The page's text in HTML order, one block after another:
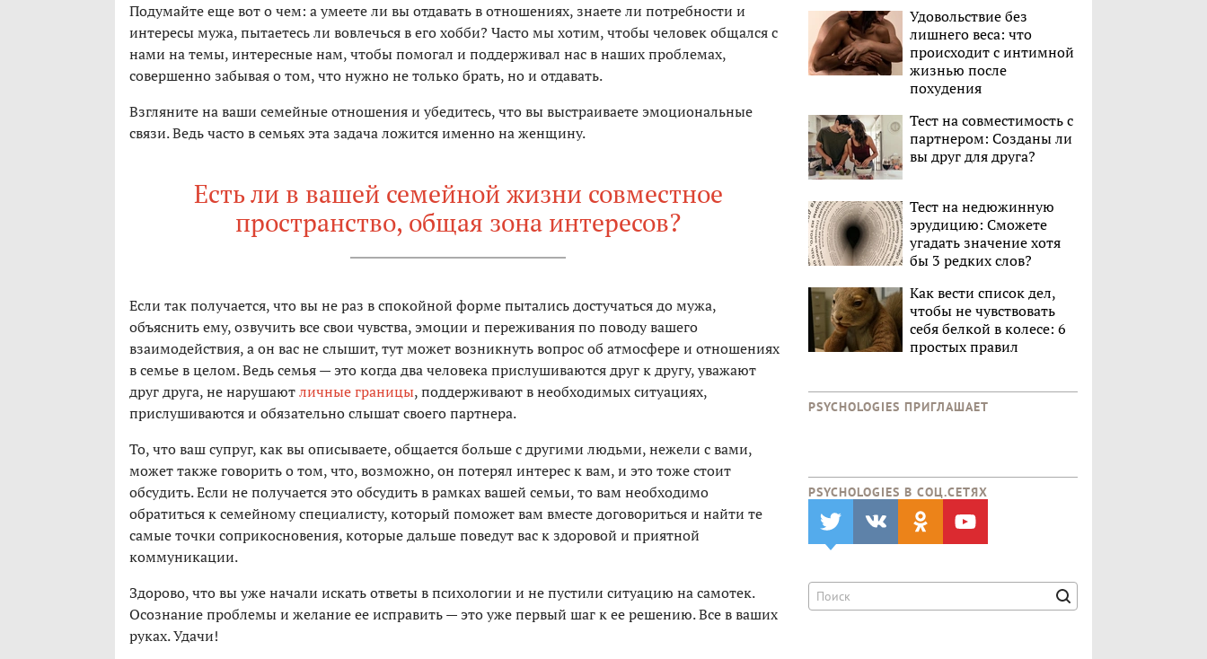
Подумайте еще вот о чем: а умеете ли вы отдавать в отношениях, знаете ли потребности и
интересы мужа, пытаетесь ли вовлечься в его хобби? Часто мы хотим, чтобы человек общался с
нами на темы, интересные нам, чтобы помогал и поддерживал нас в наших проблемах,
совершенно забывая о том, что нужно не только брать, но и отдавать.
Взгляните на ваши семейные отношения и убедитесь, что вы выстраиваете эмоциональные
связи. Ведь часто в семьях эта задача ложится именно на женщину.
Есть ли в вашей семейной жизни совместное
пространство, общая зона интересов?
Если так получается, что вы не раз в спокойной форме пытались достучаться до мужа,
объяснить ему, озвучить все свои чувства, эмоции и переживания по поводу вашего
взаимодействия, а он вас не слышит, тут может возникнуть вопрос об атмосфере и отношениях
в семье в целом. Ведь семья — это когда два человека прислушиваются друг к другу, уважают
друг друга, не нарушаютличные границы, поддерживают в необходимых ситуациях,
прислушиваются и обязательно слышат своего партнера.
То, что ваш супруг, как вы описываете, общается больше с другими людьми, нежели с вами,
может также говорить о том, что, возможно, он потерял интерес к вам, и это тоже стоит
обсудить. Если не получается это обсудить в рамках вашей семьи, то вам необходимо
обратиться к семейному специалисту, который поможет вам вместе договориться и найти те
самые точки соприкосновения, которые дальше поведут вас к здоровой и приятной
коммуникации.
Здорово, что вы уже начали искать ответы в психологии и не пустили ситуацию на самотек.
Осознание проблемы и желание ее исправить — это уже первый шаг к ее решению. Все в ваших
руках. Удачи!
Удовольствие без
лишнего веса: что
происходит с интимной
жизнью после
похудения
Тест на совместимость с
партнером: Созданы ли
вы друг для друга?
Тест на недюжинную
эрудицию: Сможете
угадать значение хотя
бы 3 редких слов?
Как вести список дел,
чтобы не чувствовать
себя белкой в колесе: 6
простых правил
PSYCHOLOGIES ПРИГЛАШАЕТ
PSYCHOLOGIES В CОЦ.СЕТЯХ